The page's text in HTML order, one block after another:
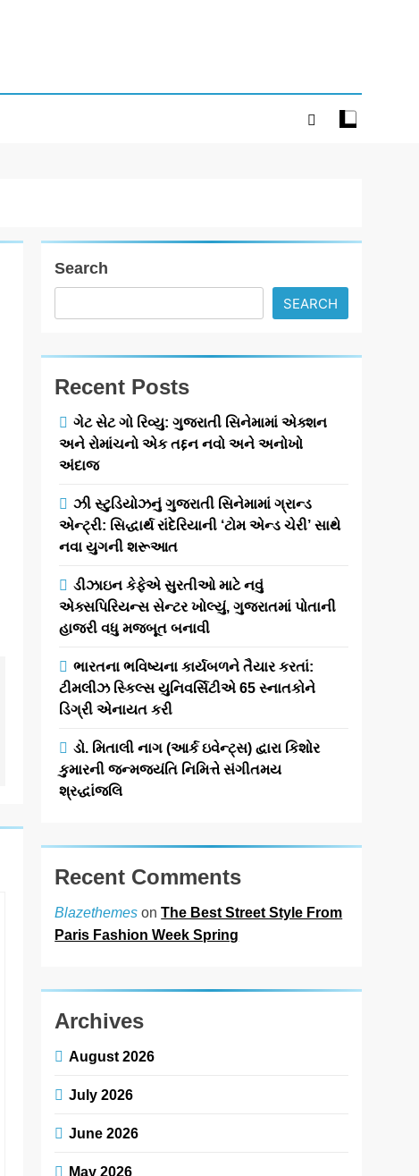
Search
SEARCH
Recent Posts
ગેટ સેટ ગો રિવ્યુ: ગુજરાતી સિનેમામાં એક્શન
અને રોમાંચનો એક તદ્દન નવો અને અનોખો
અંદાજ
ઝી સ્ટુડિયોઝનું ગુજરાતી સિનેમામાં ગ્રાન્ડ
એન્ટ્રી: સિદ્ધાર્થ રાંદેરિયાની ‘ટોમ એન્ડ ચેરી’ સાથે
નવા યુગની શરૂઆત
ડીઝાઇન કેફેએ સુરતીઓ માટે નવું
એક્સપિરિયન્સ સેન્ટર ખોલ્યું, ગુજરાતમાં પોતાની
હાજરી વધુ મજબૂત બનાવી
ભારતના ભવિષ્યના કાર્યબળને તૈયાર કરતાં:
ટીમલીઝ સ્કિલ્સ યુનિવર્સિટીએ 65 સ્નાતકોને
ડિગ્રી એનાયત કરી
ડો. મિતાલી નાગ (આર્ક ઇવેન્ટ્સ) દ્વારા કિશોર
કુમારની જન્મજયંતિ નિમિત્તે સંગીતમય
શ્રદ્ધાંજલિ
Recent Comments
Blazethemes onThe Best Street Style From
Paris Fashion Week Spring
Archives
August 2026
July 2026
June 2026
May 2026